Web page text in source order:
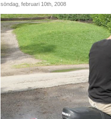
söndag, februari 10th, 2008